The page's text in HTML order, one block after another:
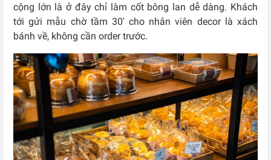
cộng lớn là ở đây chỉ làm cốt bông lan dễ dàng. Khách
tới gửi mẫu chờ tầm 30′ cho nhân viên decor là xách
bánh về, không cần order trước.